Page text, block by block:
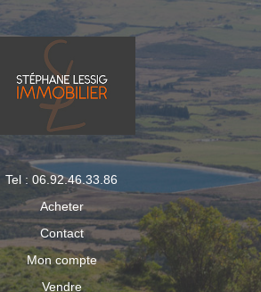
Tel : 06.92.46.33.86
Acheter
Contact
Mon compte
Vendre